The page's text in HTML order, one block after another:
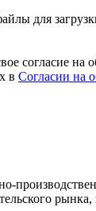
для
согласие
в Согласии на